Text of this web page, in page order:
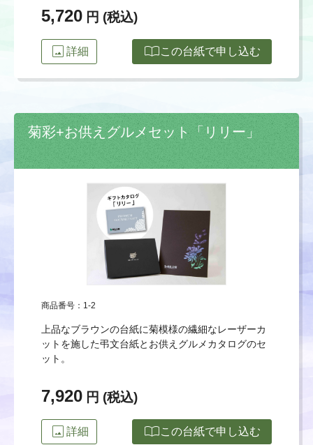
5,720 円 (税込)
image 詳細 import_contactsこの台紙で申し込む
菊彩+お供えグルメセット「リリー」
商品番号：1-2
上品なブラウンの台紙に菊模様の繊細なレーザーカ
ットを施した弔文台紙とお供えグルメカタログのセ
ット。
7,920 円 (税込)
image 詳細 import_contactsこの台紙で申し込む